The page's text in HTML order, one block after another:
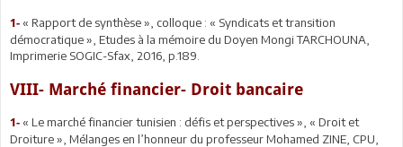
1- « Rapport de synthèse », colloque : « Syndicats et transition
démocratique », Etudes à la mémoire du Doyen Mongi TARCHOUNA,
Imprimerie SOGIC-Sfax, 2016, p.189.
VIII- Marché financier- Droit bancaire
1- « Le marché financier tunisien : défis et perspectives », « Droit et
Droiture », Mélanges en l’honneur du professeur Mohamed ZINE, CPU,